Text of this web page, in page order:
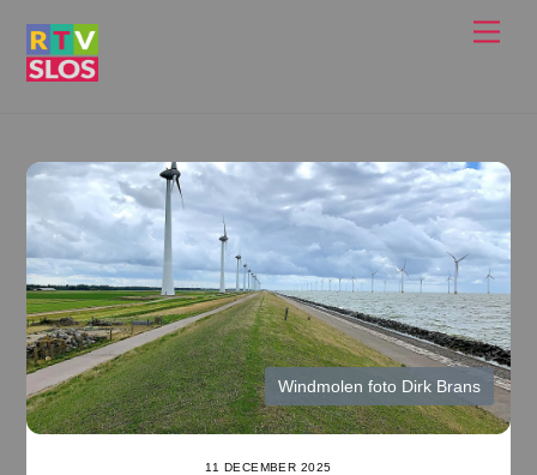
Windmolen foto Dirk Brans
11 DECEMBER 2025